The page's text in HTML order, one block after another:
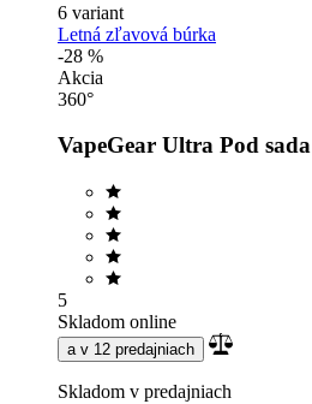
6 variant
Letná zľavová búrka
-28 %
Akcia
360°
VapeGear Ultra Pod sada
5
Skladom online
a v 12 predajniach
Skladom v predajniach